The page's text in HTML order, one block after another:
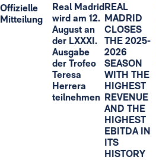
Offizielle
Mitteilung
Real Madrid
wird am 12.
August an
der LXXXI.
Ausgabe
der Trofeo
Teresa
Herrera
teilnehmen
REAL
MADRID
CLOSES
THE 2025-
2026
SEASON
WITH THE
HIGHEST
REVENUE
AND THE
HIGHEST
EBITDA IN
ITS
HISTORY